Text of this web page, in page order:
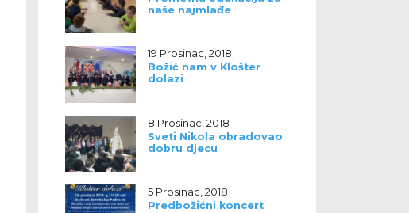
naše najmlađe
19 Prosinac, 2018
Božić nam v Klošter
dolazi
8 Prosinac, 2018
Sveti Nikola obradovao
dobru djecu
5 Prosinac, 2018
Predbožićni koncert